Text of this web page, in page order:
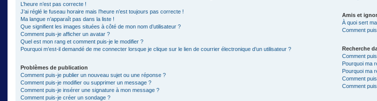
L’heure n’est pas correcte !
J’ai réglé le fuseau horaire mais l’heure n’est toujours pas correcte !
Ma langue n’apparaît pas dans la liste !
Que signifient les images situées à côté de mon nom d’utilisateur ?
Comment puis-je afficher un avatar ?
Quel est mon rang et comment puis-je le modifier ?
Pourquoi m’est-il demandé de me connecter lorsque je clique sur le lien de courrier électronique d’un utilisateur ?
Problèmes de publication
Comment puis-je publier un nouveau sujet ou une réponse ?
Comment puis-je modifier ou supprimer un message ?
Comment puis-je insérer une signature à mon message ?
Comment puis-je créer un sondage ?
Amis et
À quoi sert
Comment
Recherche
Comment
Pourquoi ma
Pourquoi ma
Comment
Comment